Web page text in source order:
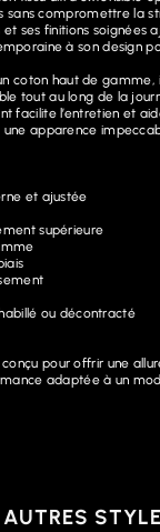
sans compromettre la
et ses finitions soignées
à son design
coton haut de gamme,
tout au long de la
facilite l’entretien et
une apparence
et ajustée
supérieure
ou décontracté
pour offrir une
adaptée à un
AUTRES